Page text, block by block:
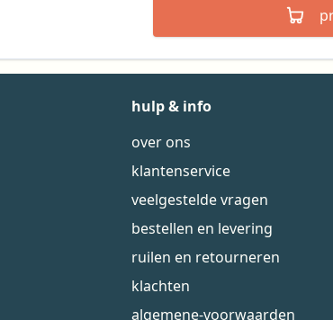
hulp & info
over ons
klantenservice
veelgestelde vragen
bestellen en levering
ruilen en retourneren
klachten
algemene-voorwaarden